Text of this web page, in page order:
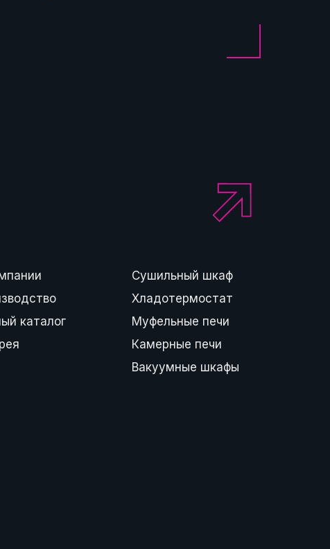
каталог
Вакуумные шкафы
Сушильный шкаф
Камерные печи
Муфельные печи
Хладотермостат